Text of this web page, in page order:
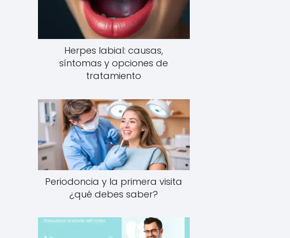
Herpes labial: causas,
síntomas y opciones de
tratamiento
Periodoncia y la primera visita
¿qué debes saber?